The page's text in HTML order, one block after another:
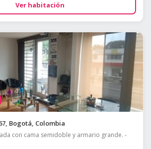
Ver habitación
Bogotá, Colombia
con cama semidoble y armario grande. -